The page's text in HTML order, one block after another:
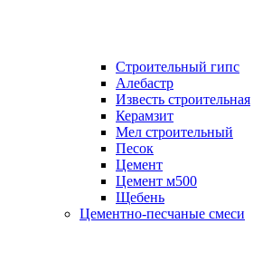
Строительный гипс
Алебастр
Известь строительная
Керамзит
Мел строительный
Песок
Цемент
Цемент м500
Щебень
Цементно-песчаные смеси